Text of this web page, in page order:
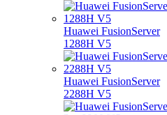
Huawei FusionServer
1288H V5
Huawei FusionServer
2288H V5